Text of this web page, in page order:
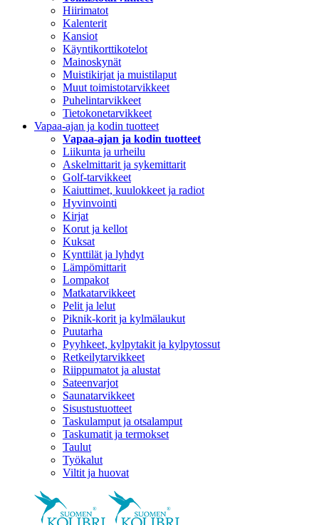
Hiirimatot
Kalenterit
Kansiot
Käyntikorttikotelot
Mainoskynät
Muistikirjat ja muistilaput
Muut toimistotarvikkeet
Puhelintarvikkeet
Tietokonetarvikkeet
Vapaa-ajan ja kodin tuotteet
Vapaa-ajan ja kodin tuotteet
Liikunta ja urheilu
Askelmittarit ja sykemittarit
Golf-tarvikkeet
Kaiuttimet, kuulokkeet ja radiot
Hyvinvointi
Kirjat
Korut ja kellot
Kuksat
Kynttilät ja lyhdyt
Lämpömittarit
Lompakot
Matkatarvikkeet
Pelit ja lelut
Piknik-korit ja kylmälaukut
Puutarha
Pyyhkeet, kylpytakit ja kylpytossut
Retkeilytarvikkeet
Riippumatot ja alustat
Sateenvarjot
Saunatarvikkeet
Sisustustuotteet
Taskulamput ja otsalamput
Taskumatit ja termokset
Taulut
Työkalut
Viltit ja huovat